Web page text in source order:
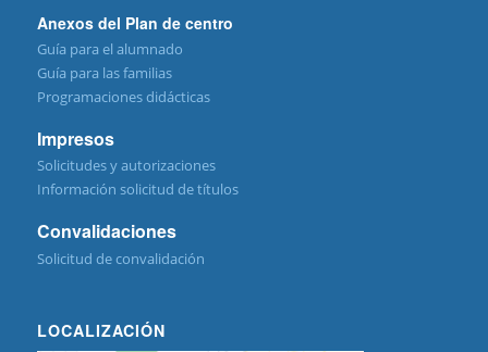
Anexos del Plan de centro
Guía para el alumnado
Guía para las familias
Programaciones didácticas
Impresos
Solicitudes y autorizaciones
Información solicitud de títulos
Convalidaciones
Solicitud de convalidación
LOCALIZACIÓN